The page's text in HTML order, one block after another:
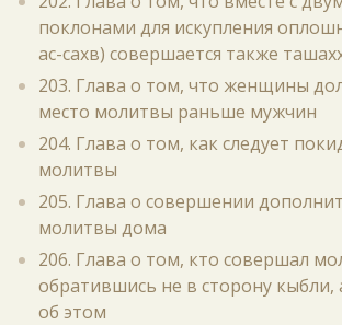
поклонами для искупления
ас-сахв) совершается также
203. Глава о том, что женщины
место молитвы раньше мужчин
204. Глава о том, как следует
молитвы
205. Глава о совершении
молитвы дома
206. Глава о том, кто совершал
обратившись не в сторону кыбли,
об этом